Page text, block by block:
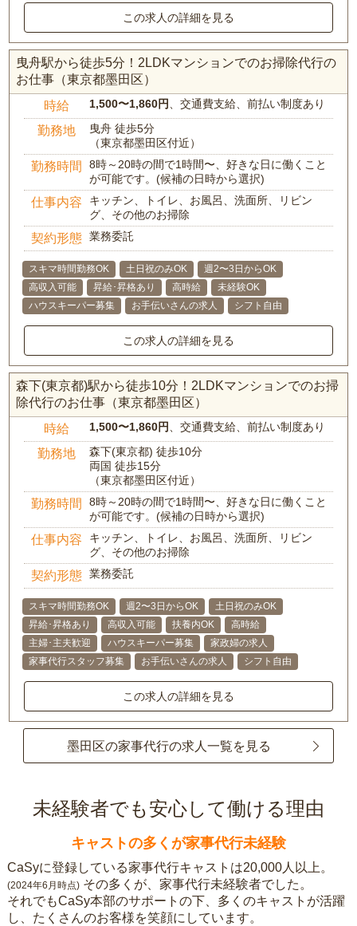
この求人の詳細を見る
曳舟駅から徒歩5分！2LDKマンションでのお掃除代行の
お仕事（東京都墨田区）
時給 1,500〜1,860円 、交通費支給、前払い制度あり
勤務地
曳舟 徒歩5分
（東京都墨田区付近）
勤務時間
8時～20時の間で1時間〜、好きな日に働くこと
が可能です。(候補の日時から選択)
仕事内容
キッチン、トイレ、お風呂、洗面所、リビン
グ、その他のお掃除
契約形態 業務委託
スキマ時間勤務OK 土日祝のみOK
週2〜3日からOK
高収入可能
昇給･昇格あり 高時給
未経験OK
ハウスキーパー募集
お手伝いさんの求人 シフト自由
この求人の詳細を見る
森下(東京都)駅から徒歩10分！2LDKマンションでのお掃
除代行のお仕事（東京都墨田区）
時給 1,500〜1,860円 、交通費支給、前払い制度あり
勤務地
森下(東京都) 徒歩10分
両国 徒歩15分
（東京都墨田区付近）
勤務時間
8時～20時の間で1時間〜、好きな日に働くこと
が可能です。(候補の日時から選択)
仕事内容
キッチン、トイレ、お風呂、洗面所、リビン
グ、その他のお掃除
契約形態 業務委託
スキマ時間勤務OK 週2〜3日からOK
土日祝のみOK
昇給･昇格あり
高収入可能 扶養内OK
高時給
主婦･主夫歓迎
ハウスキーパー募集
家政婦の求人
家事代行スタッフ募集
お手伝いさんの求人 シフト自由
この求人の詳細を見る
墨田区の家事代行の求人一覧を見る
未経験者でも安心して働ける理由
キャストの多くが家事代行未経験
CaSyに登録している家事代行キャストは20,000人以上。
(2024年6月時点) その多くが、家事代行未経験者でした。
それでもCaSy本部のサポートの下、多くのキャストが活躍
し、たくさんのお客様を笑顔にしています。